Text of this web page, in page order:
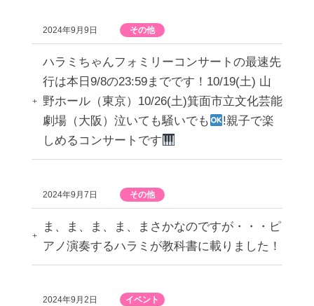
2024年9月9日 その他
ハラミちゃんフォミリーコンサートの最速先
行は本日9/8の23:59までです！10/19(土) 山
野ホール（東京）10/26(土)箕面市立文化芸能
劇場（大阪）泣いても騒いでも
!親子で楽
しめるコンサートです
2024年9月7日 その他
ま、ま、ま、ま、まさかなのですが・・・ピ
アノ演奏するハラミが教科書に載りました！
2024年9月2日 イベント